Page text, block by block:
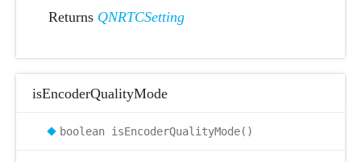
Returns QNRTCSetting
isEncoderQualityMode
boolean isEncoderQualityMode()